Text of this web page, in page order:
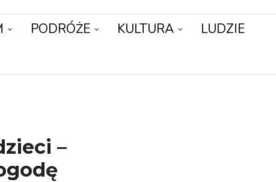
PODRÓŻE KULTURA LUDZIE
–